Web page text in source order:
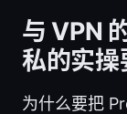
与 VPN
私的实操
为什么要把